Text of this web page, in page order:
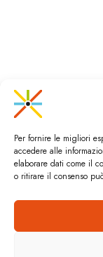
Per fornire le migliori
accedere alle
elaborare dati come il
o ritirare il consenso